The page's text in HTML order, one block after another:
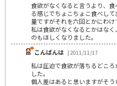
食欲がなくなると言うより、
る感じでちょこちょこ食べし
量ですがそれを六回とかにわけ
私は食欲がなくなるとかはな
のもほしくなりました。
こんばんは | 2011/11/17
私は圧迫で食欲が落ちるどこ
した。
個人差はあると思いますがそう